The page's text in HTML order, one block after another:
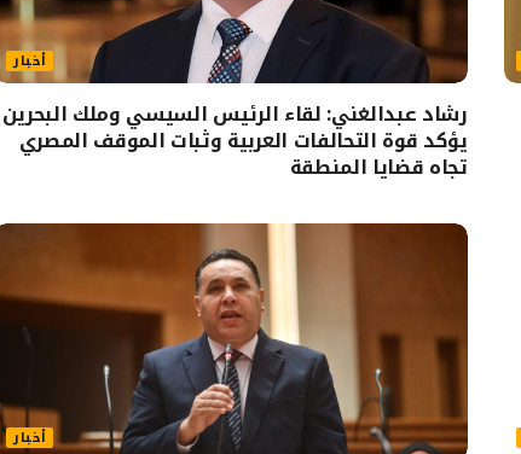
أخبار
رشاد عبدالغني: لقاء الرئيس السيسي وملك البحرين
يؤكد قوة التحالفات العربية وثبات الموقف المصري
تجاه قضايا المنطقة
أخبار